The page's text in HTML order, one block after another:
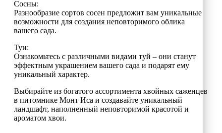
Сосны:
Разнообразие сортов сосен предложит вам уникальные
возможности для создания неповторимого облика
вашего сада.
Туи:
Ознакомьтесь с различными видами туй – они станут
эффектным украшением вашего сада и подарят ему
уникальный характер.
Выбирайте из богатого ассортимента хвойных саженцев
в питомнике Монт Иса и создавайте уникальный
ландшафт, наполненный неповторимой красотой и
ароматом хвои.